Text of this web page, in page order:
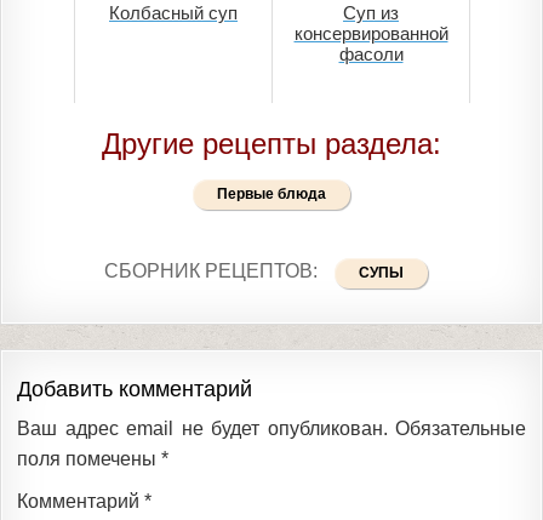
Колбасный суп
Суп из
консервированной
фасоли
Другие рецепты раздела:
Первые блюда
СБОРНИК РЕЦЕПТОВ: СУПЫ
Добавить комментарий
Ваш адрес email не будет опубликован. Обязательные
поля помечены *
Комментарий *